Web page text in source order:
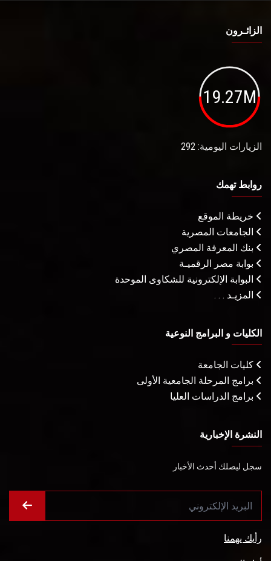
الزائـرون
19.27M
الزيارات اليومية: 292
روابط تهمك
خريطة الموقع
الجامعات المصرية
بنك المعرفة المصري
بوابة مصر الرقميـة
البوابة الإلكترونية للشكاوى الموحدة
المزيـد . . .
الكليات و البرامج النوعية
كليات الجامعة
برامج المرحلة الجامعية الأولى
برامج الدراسات العليا
النشرة الإخبارية
سجل ليصلك أحدث الأخبار
رأيك يهمنا